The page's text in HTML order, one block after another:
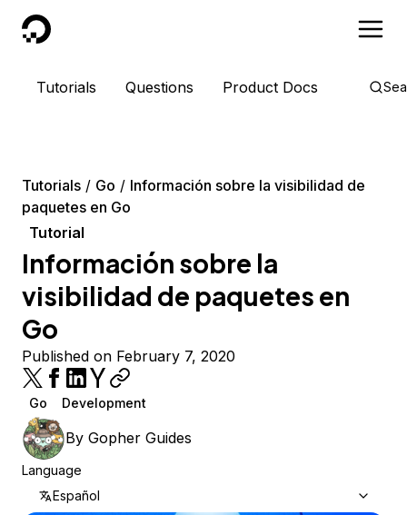
DigitalOcean
Tutorials Questions Product Docs
Tutorials Go
Información sobre la visibilidad de
paquetes en Go
Tutorial
Información sobre la
visibilidad de paquetes en
Go
Published on February 7, 2020
Go Development
By Gopher Guides
Language
Español